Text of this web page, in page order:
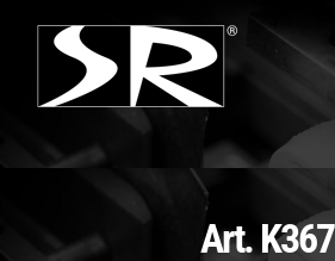
contenuto
Art. K367